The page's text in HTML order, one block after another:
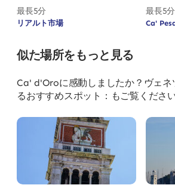
最長5分
リアルト市場
最長5分
Ca'
似た場所をもっと見る
Ca' d'Oroに感動しましたか？ヴェネ
るおすすめスポット：もご覧くださ